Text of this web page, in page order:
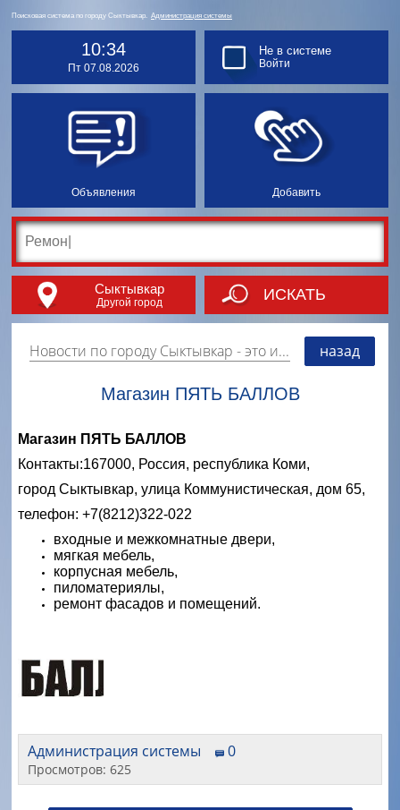
Поисковая система по городу Сыктывкар. Администрация системы
10:34
Пт 07.08.2026
Объявления Добавить
Не в системе
Войти
Сыктывкар
Другой город ИСКАТЬ
Новости по городу Сыктывкар - это информация о событиях, мероприятиях и торгово-коммерческой деятельности города. Страницу наполняют платные и бесплатные объявления, имеющие функцию "поднятия вверх списка". назад
Магазин ПЯТЬ БАЛЛОВ
Магазин ПЯТЬ БАЛЛОВ
Контакты:167000, Россия, республика Коми,
город Сыктывкар, улица Коммунистическая, дом 65,
телефон: +7(8212)322-022
входные и межкомнатные двери,
мягкая мебель,
корпусная мебель,
пиломатериялы,
ремонт фасадов и помещений.
Администрация системы 0
Просмотров: 625